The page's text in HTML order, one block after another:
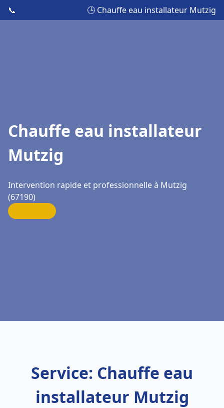
📞 🕒 Chauffe eau installateur Mutzig
Chauffe eau installateur
Mutzig
Intervention rapide et professionnelle à Mutzig
(67190)
Service: Chauffe eau
installateur Mutzig